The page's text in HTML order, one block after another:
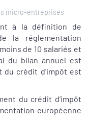
micro-entreprises
à la définition de
la réglementation
de 10 salariés et
du bilan annuel est
crédit d’impôt est
du crédit d’impôt
européenne